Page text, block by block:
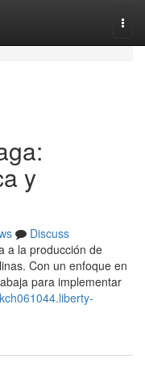
y
Discuss
a la producción de
Con un enfoque en
para implementar